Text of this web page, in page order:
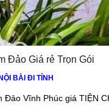
Đảo Giá rẻ Trọn Gói
BÀI ĐI TỈNH
Đảo Vĩnh Phúc giá TIỆN